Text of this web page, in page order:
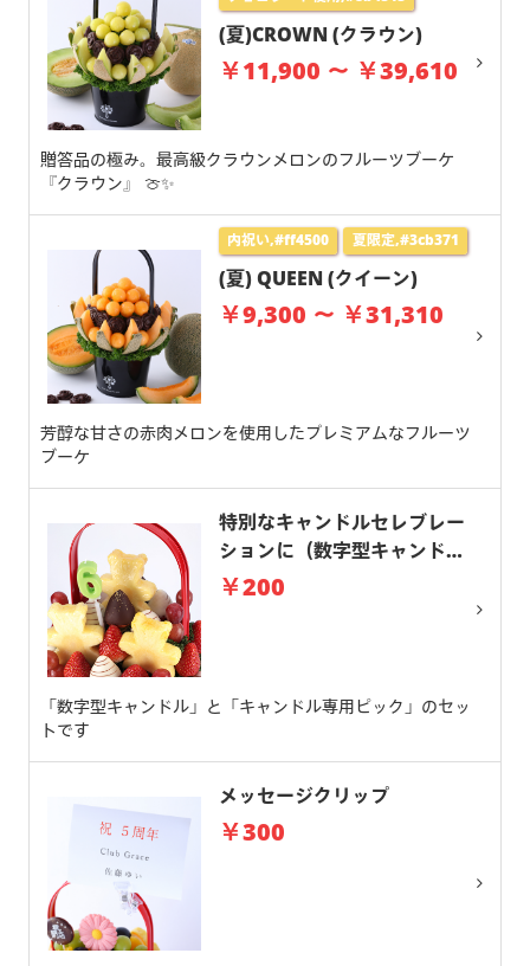
(夏)CROWN (クラウン)
￥11,900 ～ ￥39,610
贈答品の極み。最高級クラウンメロンのフルーツブーケ
『クラウン』 🍈✨
内祝い,#ff4500 夏限定,#3cb371
(夏) QUEEN (クイーン)
￥9,300 ～ ￥31,310
芳醇な甘さの赤肉メロンを使用したプレミアムなフルーツ
ブーケ
特別なキャンドルセレブレー
ションに（数字型キャンド
ル）
￥200
「数字型キャンドル」と「キャンドル専用ピック」のセッ
トです
メッセージクリップ
￥300